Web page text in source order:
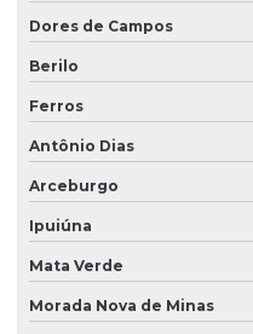
Dores de Campos
Berilo
Ferros
Antônio Dias
Arceburgo
Ipuiúna
Mata Verde
Morada Nova de Minas